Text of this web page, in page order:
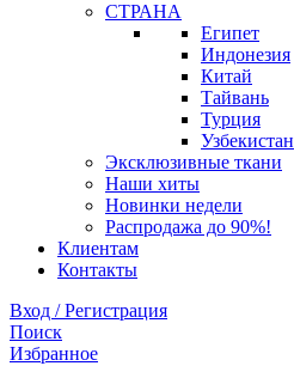
СТРАНА
Египет
Индонезия
Китай
Тайвань
Турция
Узбекистан
Эксклюзивные ткани
Наши хиты
Новинки недели
Распродажа до 90%!
Клиентам
Контакты
Вход / Регистрация
Поиск
Избранное